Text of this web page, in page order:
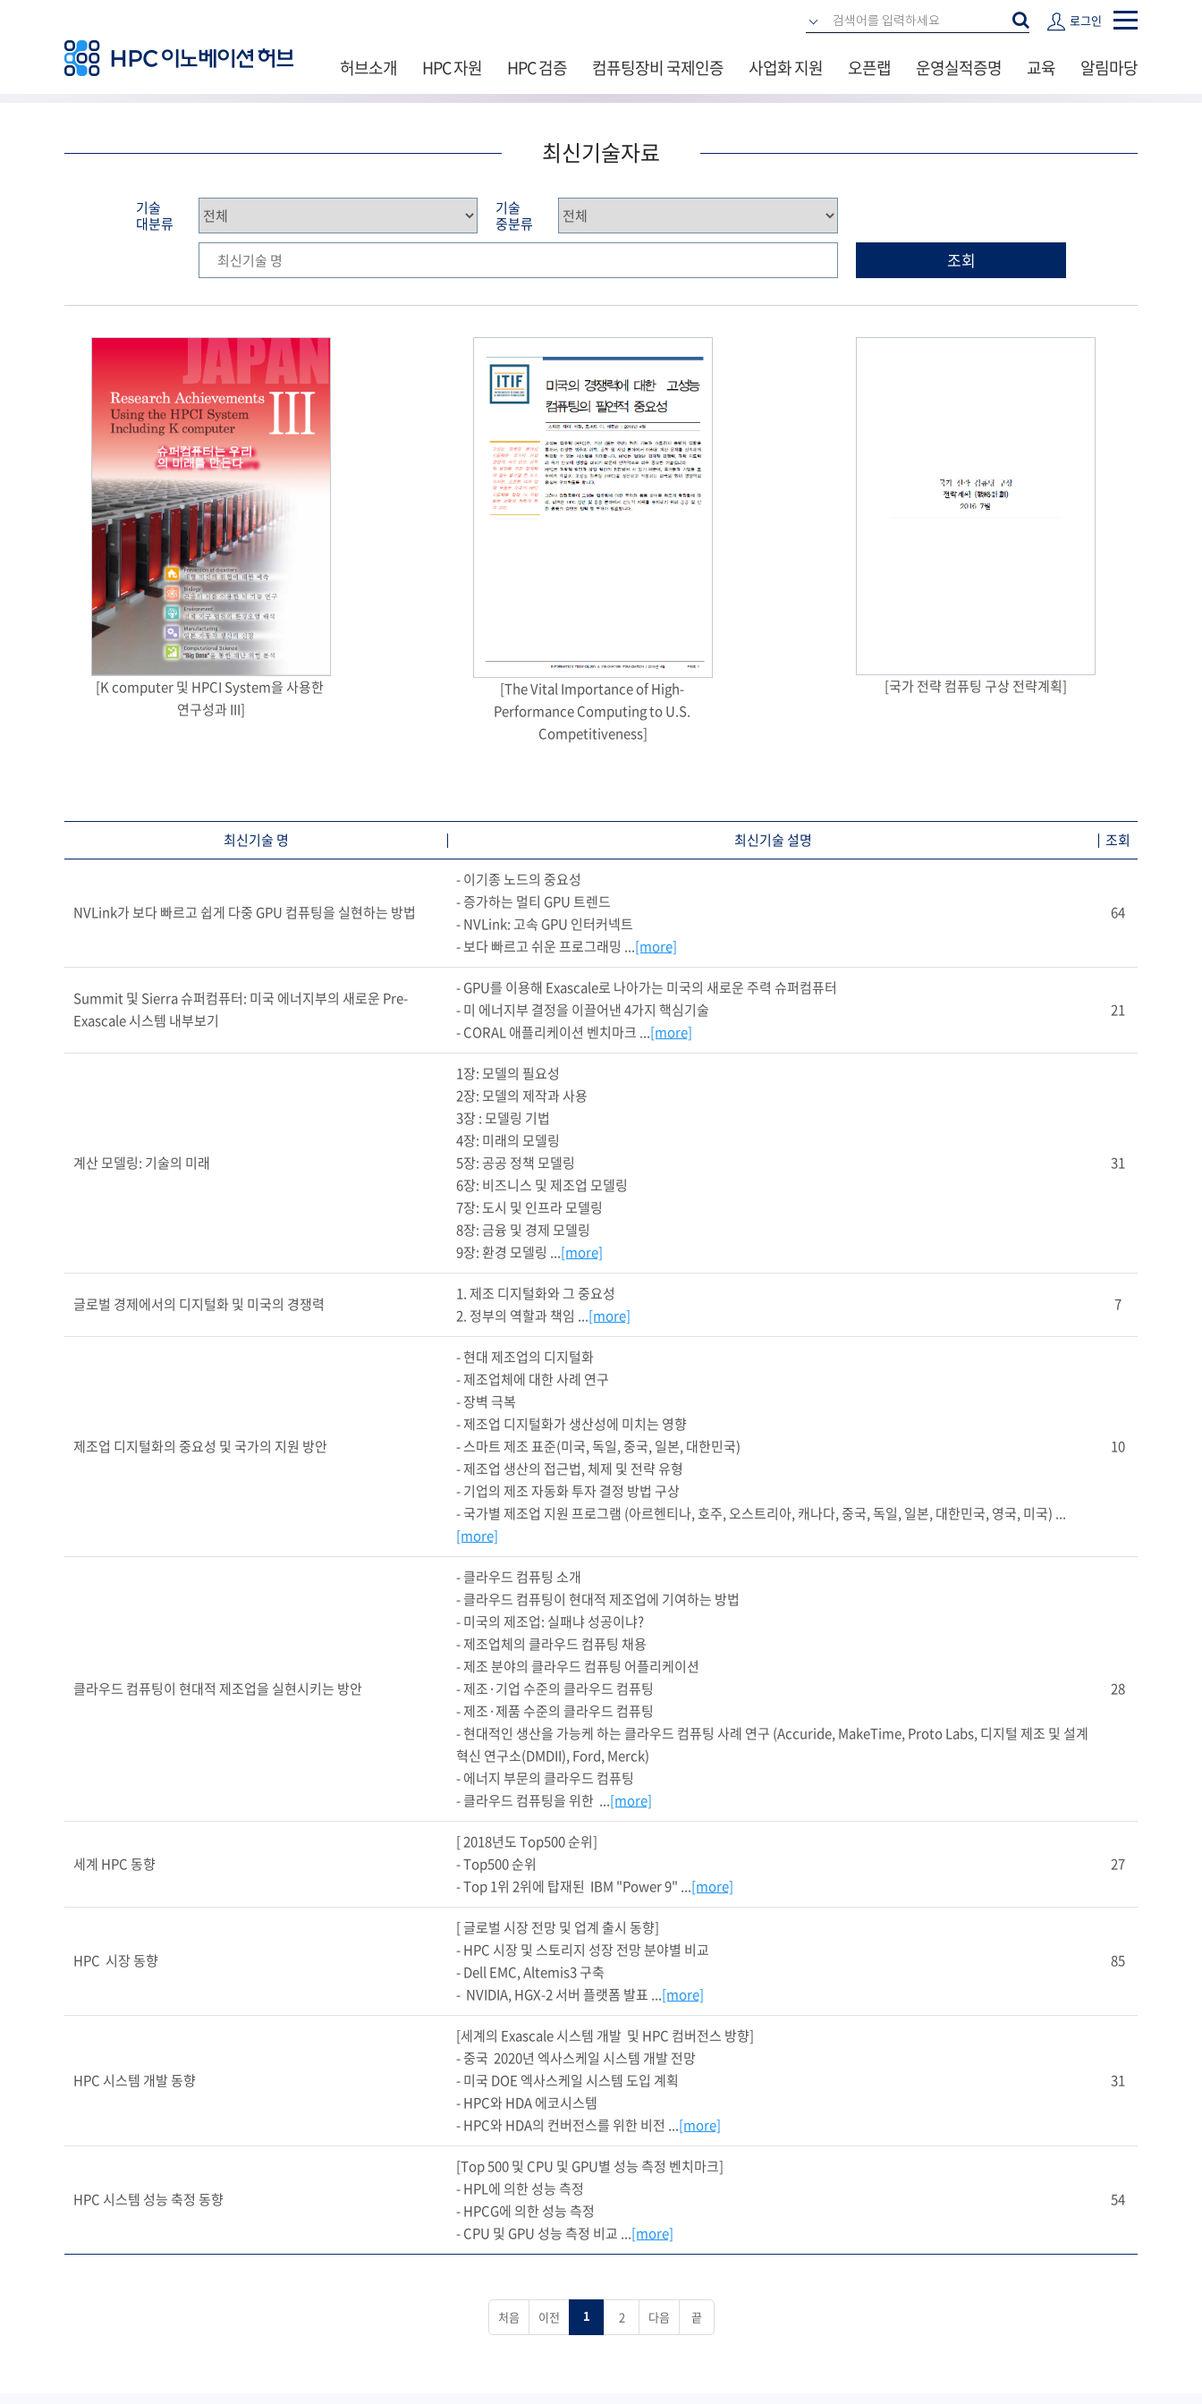
로그인
허브소개 HPC 자원 HPC 검증 컴퓨팅장비 국제인증 사업화 지원 오픈랩 운영실적증명 교육 알림마당
최신기술자료
기술
대분류
기술
중분류
[K computer 및 HPCI System을 사용한
연구성과 III]
[The Vital Importance of High-
Performance Computing to U.S.
Competitiveness]
[국가 전략 컴퓨팅 구상 전략계획]
최신기술 명 최신기술 설명 조회
NVLink가 보다 빠르고 쉽게 다중 GPU 컴퓨팅을 실현하는 방법
- 이기종 노드의 중요성
- 증가하는 멀티 GPU 트렌드
- NVLink: 고속 GPU 인터커넥트
- 보다 빠르고 쉬운 프로그래밍 ...[more]
64
Summit 및 Sierra 슈퍼컴퓨터: 미국 에너지부의 새로운 Pre-
Exascale 시스템 내부보기
- GPU를 이용해 Exascale로 나아가는 미국의 새로운 주력 슈퍼컴퓨터
- 미 에너지부 결정을 이끌어낸 4가지 핵심기술
- CORAL 애플리케이션 벤치마크 ...[more]
21
계산 모델링: 기술의 미래
1장: 모델의 필요성
2장: 모델의 제작과 사용
3장 : 모델링 기법
4장: 미래의 모델링
5장: 공공 정책 모델링
6장: 비즈니스 및 제조업 모델링
7장: 도시 및 인프라 모델링
8장: 금융 및 경제 모델링
9장: 환경 모델링 ...[more]
31
글로벌 경제에서의 디지털화 및 미국의 경쟁력
1. 제조 디지털화와 그 중요성
2. 정부의 역할과 책임 ...[more]
7
제조업 디지털화의 중요성 및 국가의 지원 방안
- 현대 제조업의 디지털화
- 제조업체에 대한 사례 연구
- 장벽 극복
- 제조업 디지털화가 생산성에 미치는 영향
- 스마트 제조 표준(미국, 독일, 중국, 일본, 대한민국)
- 제조업 생산의 접근법, 체제 및 전략 유형
- 기업의 제조 자동화 투자 결정 방법 구상
- 국가별 제조업 지원 프로그램 (아르헨티나, 호주, 오스트리아, 캐나다, 중국, 독일, 일본, 대한민국, 영국, 미국) ...
[more]
10
클라우드 컴퓨팅이 현대적 제조업을 실현시키는 방안
- 클라우드 컴퓨팅 소개
- 클라우드 컴퓨팅이 현대적 제조업에 기여하는 방법
- 미국의 제조업: 실패냐 성공이냐?
- 제조업체의 클라우드 컴퓨팅 채용
- 제조 분야의 클라우드 컴퓨팅 어플리케이션
- 제조·기업 수준의 클라우드 컴퓨팅
- 제조·제품 수준의 클라우드 컴퓨팅
- 현대적인 생산을 가능케 하는 클라우드 컴퓨팅 사례 연구 (Accuride, MakeTime, Proto Labs, 디지털 제조 및 설계
혁신 연구소(DMDII), Ford, Merck)
- 에너지 부문의 클라우드 컴퓨팅
- 클라우드 컴퓨팅을 위한  ...[more]
28
세계 HPC 동향
[ 2018년도 Top500 순위]
- Top500 순위
- Top 1위 2위에 탑재된  IBM "Power 9" ...[more]
27
HPC  시장 동향
[ 글로벌 시장 전망 및 업계 출시 동향]
- HPC 시장 및 스토리지 성장 전망 분야별 비교
- Dell EMC, Altemis3 구축
-  NVIDIA, HGX-2 서버 플랫폼 발표 ...[more]
85
HPC 시스템 개발 동향
[세계의 Exascale 시스템 개발  및 HPC 컴버전스 방향]
- 중국  2020년 엑사스케일 시스템 개발 전망
- 미국 DOE 엑사스케일 시스템 도입 계획
- HPC와 HDA 에코시스템
- HPC와 HDA의 컨버전스를 위한 비전 ...[more]
31
HPC 시스템 성능 축정 동향
[Top 500 및 CPU 및 GPU별 성능 측정 벤치마크]
- HPL에 의한 성능 측정
- HPCG에 의한 성능 측정
- CPU 및 GPU 성능 측정 비교 ...[more]
54
처음 이전 1 2 다음 끝